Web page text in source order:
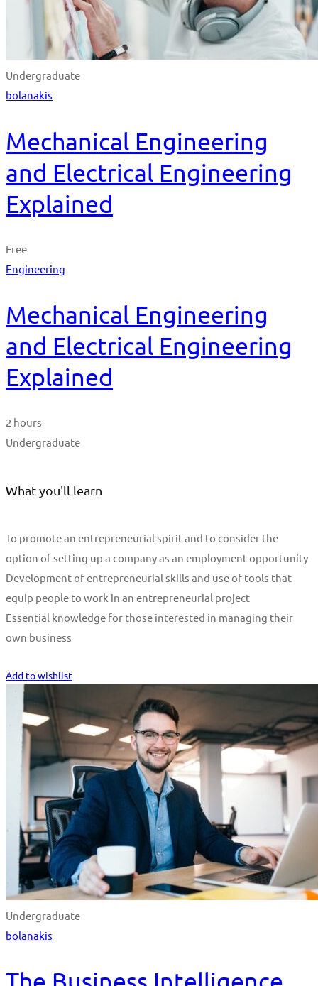
Undergraduate
bolanakis
Mechanical Engineering
and Electrical Engineering
Explained
Free
Engineering
Mechanical Engineering
and Electrical Engineering
Explained
2 hours
Undergraduate
What you'll learn
To promote an entrepreneurial spirit and to consider the
option of setting up a company as an employment opportunity
Development of entrepreneurial skills and use of tools that
equip people to work in an entrepreneurial project
Essential knowledge for those interested in managing their
own business
Add to wishlist
Undergraduate
bolanakis